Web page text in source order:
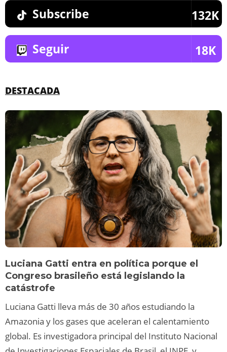
Subscribe 132K
Seguir 18K
DESTACADA
Luciana Gatti entra en política porque el
Congreso brasileño está legislando la
catástrofe
Luciana Gatti lleva más de 30 años estudiando la
Amazonia y los gases que aceleran el calentamiento
global. Es investigadora principal del Instituto Nacional